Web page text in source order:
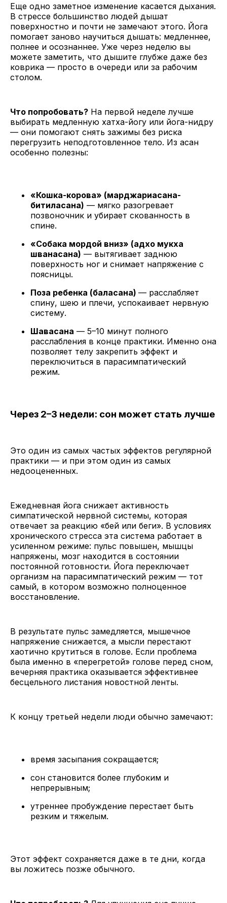
Еще одно заметное изменение касается дыхания.
В стрессе большинство людей дышат
поверхностно и почти не замечают этого. Йога
помогает заново научиться дышать: медленнее,
полнее и осознаннее. Уже через неделю вы
можете заметить, что дышите глубже даже без
коврика — просто в очереди или за рабочим
столом.
Что попробовать? На первой неделе лучше
выбирать медленную хатха-йогу или йога-нидру
— они помогают снять зажимы без риска
перегрузить неподготовленное тело. Из асан
особенно полезны:
«Кошка-корова» (марджариасана-
битиласана) — мягко разогревает
позвоночник и убирает скованность в
спине.
«Собака мордой вниз» (адхо мукха
шванасана) — вытягивает заднюю
поверхность ног и снимает напряжение с
поясницы.
Поза ребенка (баласана) — расслабляет
спину, шею и плечи, успокаивает нервную
систему.
Шавасана — 5–10 минут полного
расслабления в конце практики. Именно она
позволяет телу закрепить эффект и
переключиться в парасимпатический
режим.
Через 2–3 недели: сон может стать лучше
Это один из самых частых эффектов регулярной
практики — и при этом один из самых
недооцененных.
Ежедневная йога снижает активность
симпатической нервной системы, которая
отвечает за реакцию «бей или беги». В условиях
хронического стресса эта система работает в
усиленном режиме: пульс повышен, мышцы
напряжены, мозг находится в состоянии
постоянной готовности. Йога переключает
организм на парасимпатический режим — тот
самый, в котором возможно полноценное
восстановление.
В результате пульс замедляется, мышечное
напряжение снижается, а мысли перестают
хаотично крутиться в голове. Если проблема
была именно в «перегретой» голове перед сном,
вечерняя практика оказывается эффективнее
бесцельного листания новостной ленты.
К концу третьей недели люди обычно замечают:
время засыпания сокращается;
сон становится более глубоким и
непрерывным;
утреннее пробуждение перестает быть
резким и тяжелым.
Этот эффект сохраняется даже в те дни, когда
вы ложитесь позже обычного.